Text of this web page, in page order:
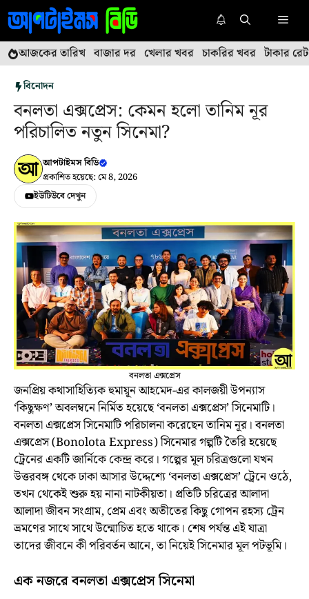
এড়িেয়
লেখায়
যান
মেনু
আজকের তারিখ বাজার দর খেলার খবর চাকরির খবর টাকার রেট
বিনোদন
বনলতা এক্সপ্রেস: কেমন হলো তানিম নূর
পরিচালিত নতুন সিনেমা?
আপটাইমস বিডি
প্রকাশিত হয়েছে: মে 8, 2026
ইউটিউবে দেখুন
বনলতা এক্সপ্রেস
জনপ্রিয় কথাসাহিত্যিক হুমায়ূন আহমেদ-এর কালজয়ী উপন্যাস
‘কিছুক্ষণ’ অবলম্বনে নির্মিত হয়েছে ‘বনলতা এক্সপ্রেস’ সিনেমাটি।
বনলতা এক্সপ্রেস সিনেমাটি পরিচালনা করেছেন তানিম নূর। বনলতা
এক্সপ্রেস (Bonolota Express) সিনেমার গল্পটি তৈরি হয়েছে
ট্রেনের একটি জার্নিকে কেন্দ্র করে। গল্পের মূল চরিত্রগুলো যখন
উত্তরবঙ্গ থেকে ঢাকা আসার উদ্দেশ্যে ‘বনলতা এক্সপ্রেস’ ট্রেনে ওঠে,
তখন থেকেই শুরু হয় নানা নাটকীয়তা। প্রতিটি চরিত্রের আলাদা
আলাদা জীবন সংগ্রাম, প্রেম এবং অতীতের কিছু গোপন রহস্য ট্রেন
ভ্রমণের সাথে সাথে উন্মোচিত হতে থাকে। শেষ পর্যন্ত এই যাত্রা
তাদের জীবনে কী পরিবর্তন আনে, তা নিয়েই সিনেমার মূল পটভূমি।
এক নজরে বনলতা এক্সপ্রেস সিনেমা